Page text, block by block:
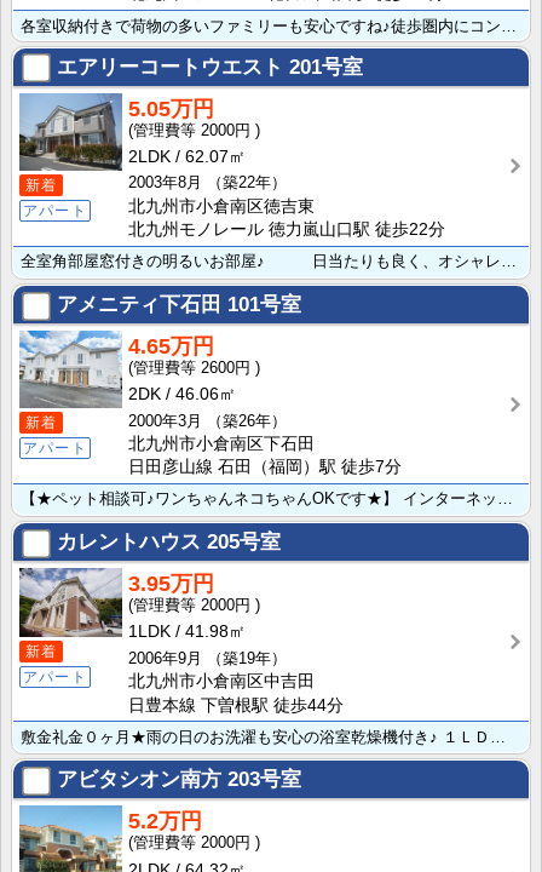
エアリーコートウエスト 201号室
新着
アパート
5.05万円
2000円
2LDK
62.07㎡
2003年8月
（築22年）
北九州市小倉南区徳吉東
北九州モノレール 徳力嵐山口駅 徒歩22分
全室角部屋窓付きの明るいお部屋♪ 日当たりも良く、オシャレなお部屋ですよ!! ２Ｆはカウンターキ･･･
アメニティ下石田 101号室
新着
アパート
4.65万円
2600円
2DK
46.06㎡
2000年3月
（築26年）
北九州市小倉南区下石田
日田彦山線 石田（福岡）駅 徒歩7分
【★ペット相談可♪ワンちゃんネコちゃんOKです★】 インターネット無料♪各室収納ありで荷物の多い方も･･･
カレントハウス 205号室
新着
アパート
3.95万円
2000円
1LDK
41.98㎡
2006年9月
（築19年）
北九州市小倉南区中吉田
日豊本線 下曽根駅 徒歩44分
アビタシオン南方 203号室
5.2万円
2000円